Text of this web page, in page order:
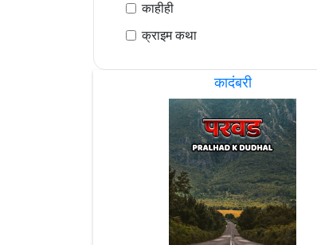
काहीही
क्राइम कथा
कादंबरी